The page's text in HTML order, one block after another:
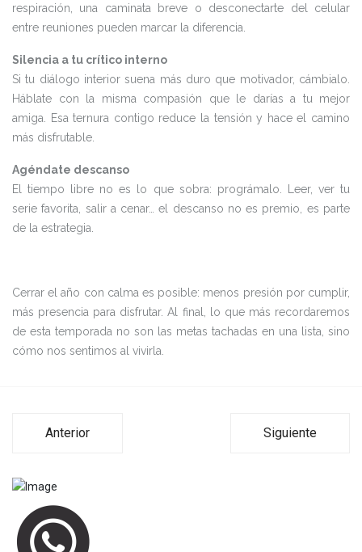
respiración, una caminata breve o desconectarte del celular
entre reuniones pueden marcar la diferencia.
Silencia a tu crítico interno
Si tu diálogo interior suena más duro que motivador, cámbialo.
Háblate con la misma compasión que le darías a tu mejor
amiga. Esa ternura contigo reduce la tensión y hace el camino
más disfrutable.
Agéndate descanso
El tiempo libre no es lo que sobra: prográmalo. Leer, ver tu
serie favorita, salir a cenar… el descanso no es premio, es parte
de la estrategia.
Cerrar el año con calma es posible: menos presión por cumplir,
más presencia para disfrutar. Al final, lo que más recordaremos
de esta temporada no son las metas tachadas en una lista, sino
cómo nos sentimos al vivirla.
Anterior Siguiente